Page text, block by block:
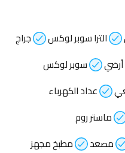
الترا سوبر لوكس
جراج
سوبر لوكس
عداد الكهرباء
ماستر روم
مصعد
مطبخ مجهز